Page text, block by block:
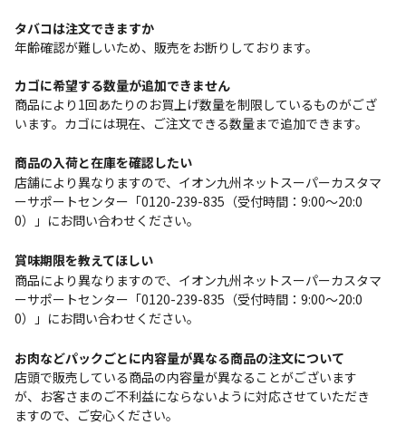
タバコは注文できますか
年齢確認が難しいため、販売をお断りしております。
カゴに希望する数量が追加できません
商品により1回あたりのお買上げ数量を制限しているものがござ
います。カゴには現在、ご注文できる数量まで追加できます。
商品の入荷と在庫を確認したい
店舗により異なりますので、イオン九州ネットスーパーカスタマ
ーサポートセンター「0120-239-835（受付時間：9:00～20:0
0）」にお問い合わせください。
賞味期限を教えてほしい
商品により異なりますので、イオン九州ネットスーパーカスタマ
ーサポートセンター「0120-239-835（受付時間：9:00～20:0
0）」にお問い合わせください。
お肉などパックごとに内容量が異なる商品の注文について
店頭で販売している商品の内容量が異なることがございます
が、お客さまのご不利益にならないように対応させていただき
ますので、ご安心ください。